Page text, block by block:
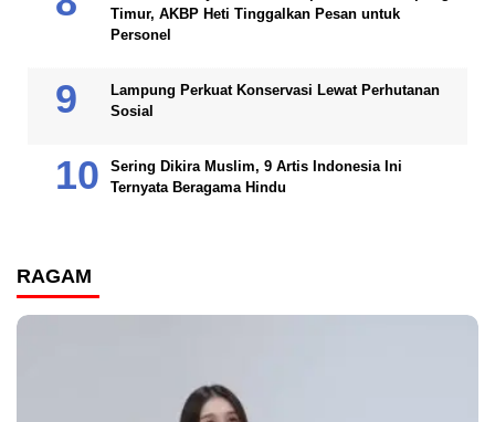
Timur, AKBP Heti Tinggalkan Pesan untuk
Personel
Lampung Perkuat Konservasi Lewat Perhutanan
Sosial
Sering Dikira Muslim, 9 Artis Indonesia Ini
Ternyata Beragama Hindu
RAGAM